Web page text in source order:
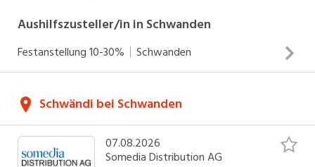
Aushilfszusteller/in in Schwanden
Festanstellung10-30% Schwanden
an Werktagen Einsätze zwischen 04.00 - 06.30 Uhr
INSERAT ANSEHEN
Schwändi bei Schwanden
07.08.2026
Somedia Distribution AG